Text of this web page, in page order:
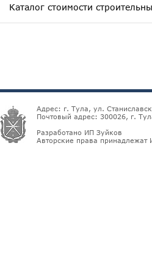
Каталог стоимости
Адрес: г. Тула, ул.
Почтовый адрес: 300026, г.
Разработано ИП Зуйков
Авторские права принадлежат